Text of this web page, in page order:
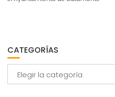
CATEGORÍAS